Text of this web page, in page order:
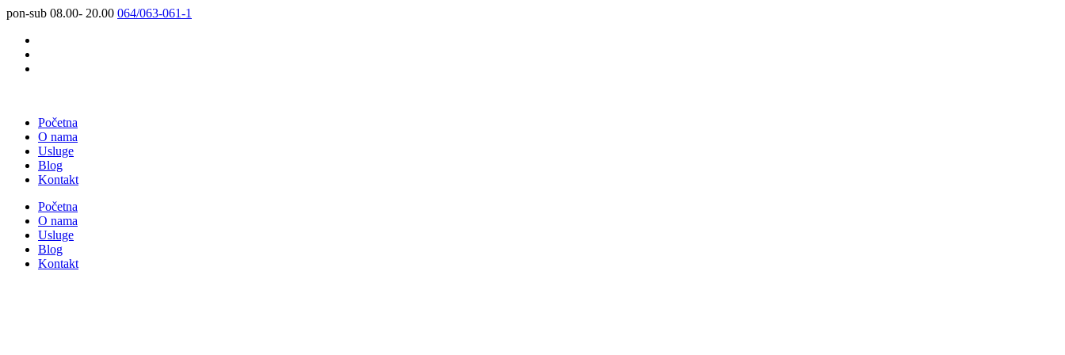
pon-sub 08.00- 20.00 064/063-061-1
Početna
O nama
Usluge
Blog
Kontakt
Početna
O nama
Usluge
Blog
Kontakt